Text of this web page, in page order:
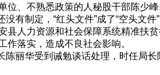
位、不熟悉政策的人秘股干部陈少峰
有制定，“红头文件”成了“空头文
县人力资源和社会保障系统精准扶
落实，造成不良社会影响。
丽华受到诫勉谈话处理，时任局长